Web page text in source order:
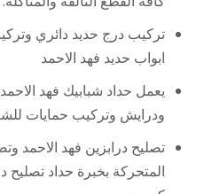
تركيب درج حديد دائري
ابواب حديد فهد الاحمد
يعمل حداد شبابيك فهد
ودرايش وتركيب حمايات
تصليح درابزين فهد الاحمد
المتحركة بخبرة حداد